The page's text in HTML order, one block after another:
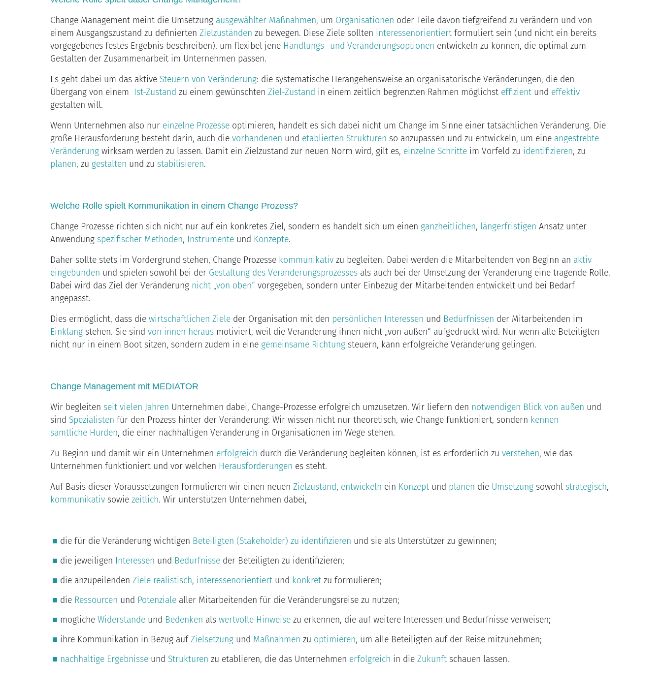
Change Management meint die Umsetzung ausgewählter Maßnahmen, um Organisationen oder Teile davon tiefgreifend zu verändern und von
einem Ausgangszustand zu definierten Zielzuständen zu bewegen. Diese Ziele sollten interessenorientiert formuliert sein (und nicht ein bereits
vorgegebenes festes Ergebnis beschreiben), um flexibel jene Handlungs- und Veränderungsoptionen entwickeln zu können, die optimal zum
Gestalten der Zusammenarbeit im Unternehmen passen.
Es geht dabei um das aktive Steuern von Veränderung: die systematische Herangehensweise an organisatorische Veränderungen, die den
Übergang von einem
Ist-Zustand zu einem gewünschten Ziel-Zustand in einem zeitlich begrenzten Rahmen möglichst effizient und effektiv
gestalten will.
Wenn Unternehmen also nur einzelne Prozesse optimieren, handelt es sich dabei nicht um Change im Sinne einer tatsächlichen Veränderung. Die
große Herausforderung besteht darin, auch die vorhandenen und etablierten Strukturen so anzupassen und zu entwickeln, um eine angestrebte
Veränderung wirksam werden zu lassen. Damit ein Zielzustand zur neuen Norm wird, gilt es, einzelne Schritte im Vorfeld zu identifizieren, zu
planen, zu gestalten und zu stabilisieren.
Welche Rolle spielt Kommunikation in einem Change Prozess?
Change Prozesse richten sich nicht nur auf ein konkretes Ziel, sondern es handelt sich um einen ganzheitlichen, längerfristigen Ansatz unter
Anwendung spezifischer Methoden, Instrumente und Konzepte.
Daher sollte stets im Vordergrund stehen, Change Prozesse kommunikativ zu begleiten. Dabei werden die Mitarbeitenden von Beginn an aktiv
eingebunden und spielen sowohl bei der Gestaltung des Veränderungsprozesses als auch bei der Umsetzung der Veränderung eine tragende Rolle.
Dabei wird das Ziel der Veränderung nicht „von oben“ vorgegeben, sondern unter Einbezug der Mitarbeitenden entwickelt und bei Bedarf
angepasst.
Dies ermöglicht, dass die wirtschaftlichen Ziele der Organisation mit den persönlichen Interessen und Bedürfnissen der Mitarbeitenden im
Einklang stehen. Sie sind von innen heraus motiviert, weil die Veränderung ihnen nicht „von außen“ aufgedrückt wird. Nur wenn alle Beteiligten
nicht nur in einem Boot sitzen, sondern zudem in eine gemeinsame Richtung steuern, kann erfolgreiche Veränderung gelingen.
Change Management mit MEDIATOR
Wir begleiten seit vielen Jahren Unternehmen dabei, Change-Prozesse erfolgreich umzusetzen. Wir liefern den notwendigen Blick von außen und
sind Spezialisten für den Prozess hinter der Veränderung: Wir wissen nicht nur theoretisch, wie Change funktioniert, sondern kennen
sämtliche Hürden, die einer nachhaltigen Veränderung in Organisationen im Wege stehen.
Zu Beginn und damit wir ein Unternehmen erfolgreich durch die Veränderung begleiten können, ist es erforderlich zu verstehen, wie das
Unternehmen funktioniert und vor welchen Herausforderungen es steht.
Auf Basis dieser Voraussetzungen formulieren wir einen neuen Zielzustand, entwickeln ein Konzept und planen die Umsetzung sowohl strategisch,
kommunikativ sowie zeitlich. Wir unterstützen Unternehmen dabei,
die für die Veränderung wichtigen Beteiligten (Stakeholder) zu identifizieren und sie als Unterstützer zu gewinnen;
die jeweiligen Interessen und Bedürfnisseder Beteiligten zu identifizieren;
die anzupeilenden Ziele realistisch, interessenorientiertund konkretzu formulieren;
die Ressourcen und Potenzialealler Mitarbeitenden für die Veränderungsreise zu nutzen;
mögliche Widerständeund Bedenken als wertvolle Hinweisezu erkennen, die auf weitere Interessen und Bedürfnisse verweisen;
ihre Kommunikation in Bezug aufZielsetzungund Maßnahmen zu optimieren, um alle Beteiligten auf der Reise mitzunehmen;
nachhaltige Ergebnisseund Strukturen zu etablieren, die das Unternehmen erfolgreich in die Zukunftschauen lassen.